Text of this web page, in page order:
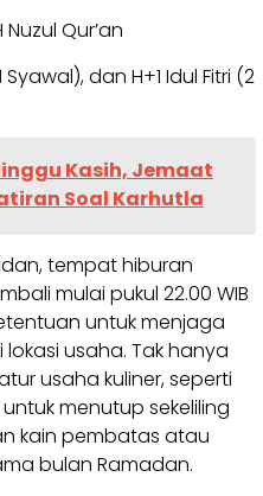
Nuzul Qur’an
Syawal), dan H+1 Idul Fitri (2
Kasih, Jemaat
Soal Karhutla
tempat hiburan
mulai pukul 22.00 WIB
untuk menjaga
usaha. Tak hanya
usaha kuliner, seperti
menutup sekeliling
kain pembatas atau
bulan Ramadan.